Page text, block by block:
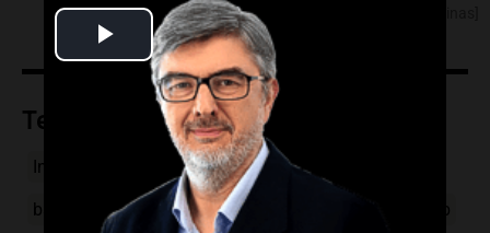
Play
Video
Temas
Investigación en Australia hielo marino antártico
ballenas jorobadas migración calentamiento glob